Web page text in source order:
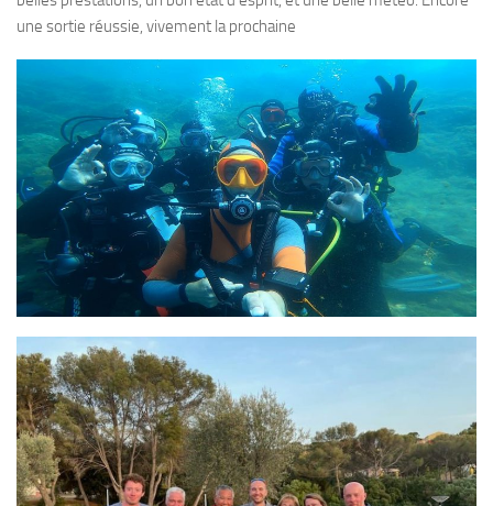
Contacts
Historique
Plouf
ECOLE DE PLONGEE
Formations
Jeune plongeur
Plongeur N1
Plongeur N2
Plongeur N3
Maintien des acquis
Guide de palanquée N4
Initiateur
une sortie réussie, vivement la prochaine